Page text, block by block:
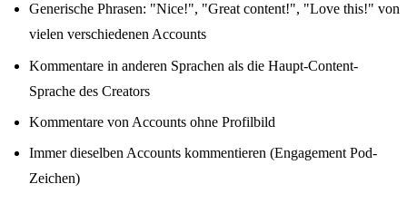
Generische Phrasen: "Nice!", "Great content!", "Love this!" von
vielen verschiedenen Accounts
Kommentare in anderen Sprachen als die Haupt-Content-
Sprache des Creators
Kommentare von Accounts ohne Profilbild
Immer dieselben Accounts kommentieren (Engagement Pod-
Zeichen)